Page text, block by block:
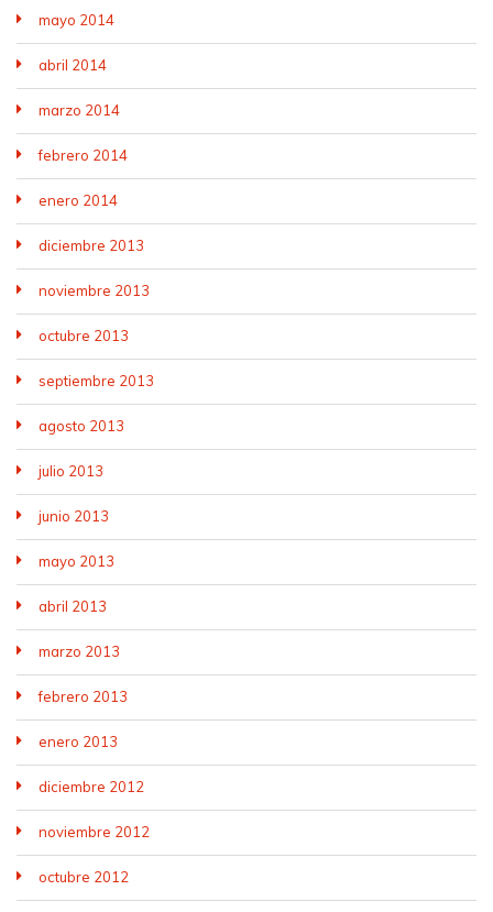
mayo 2014
abril 2014
marzo 2014
febrero 2014
enero 2014
diciembre 2013
noviembre 2013
octubre 2013
septiembre 2013
agosto 2013
julio 2013
junio 2013
mayo 2013
abril 2013
marzo 2013
febrero 2013
enero 2013
diciembre 2012
noviembre 2012
octubre 2012